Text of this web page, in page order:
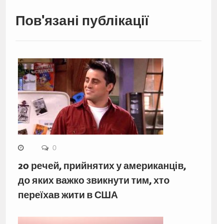
Пов'язані публікації
0
20 речей, прийнятих у американців,
до яких важко звикнути тим, хто
переїхав жити в США